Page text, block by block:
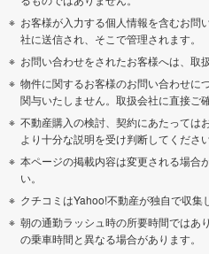
お客様が入力する個人情報を含むお問
社に送信され、そこで管理されます。
お問い合わせをされたお客様へは、取
物件に関するお客様のお問い合わせに
関与いたしません。取扱会社に直接ご
不動産購入の検討、契約にあたっては
より十分な説明を受け判断してください
本ページの掲載内容は変更される場合
い。
クチコミはYahoo!不動産が独自で収集
朝の通勤ラッシュ時の所要時間ではあ
の乗車時間と異なる場合があります。